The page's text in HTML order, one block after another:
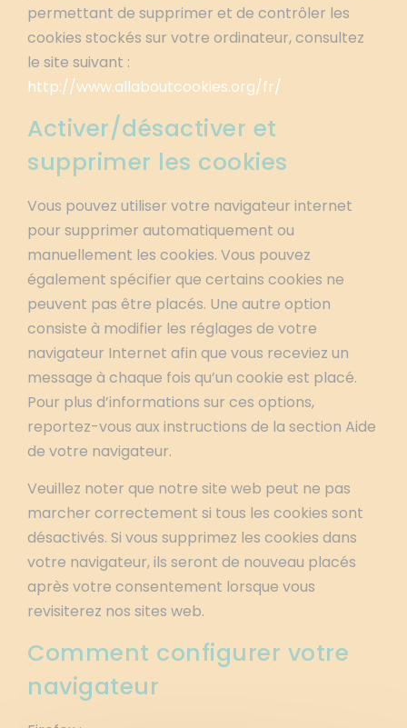
permettant de supprimer et de contrôler les
cookies stockés sur votre ordinateur, consultez
le site suivant :
http://www.allaboutcookies.org/fr/
Activer/désactiver et
supprimer les cookies
Vous pouvez utiliser votre navigateur internet
pour supprimer automatiquement ou
manuellement les cookies. Vous pouvez
également spécifier que certains cookies ne
peuvent pas être placés. Une autre option
consiste à modifier les réglages de votre
navigateur Internet afin que vous receviez un
message à chaque fois qu’un cookie est placé.
Pour plus d’informations sur ces options,
reportez-vous aux instructions de la section Aide
de votre navigateur.
Veuillez noter que notre site web peut ne pas
marcher correctement si tous les cookies sont
désactivés. Si vous supprimez les cookies dans
votre navigateur, ils seront de nouveau placés
après votre consentement lorsque vous
revisiterez nos sites web.
Comment configurer votre
navigateur